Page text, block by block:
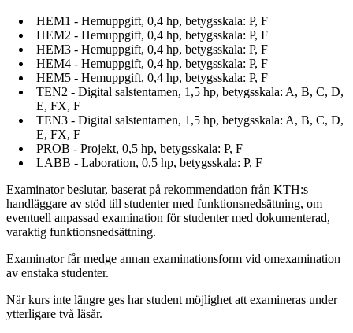
HEM1 - Hemuppgift, 0,4 hp, betygsskala: P, F
HEM2 - Hemuppgift, 0,4 hp, betygsskala: P, F
HEM3 - Hemuppgift, 0,4 hp, betygsskala: P, F
HEM4 - Hemuppgift, 0,4 hp, betygsskala: P, F
HEM5 - Hemuppgift, 0,4 hp, betygsskala: P, F
TEN2 - Digital salstentamen, 1,5 hp, betygsskala: A, B, C, D,
E, FX, F
TEN3 - Digital salstentamen, 1,5 hp, betygsskala: A, B, C, D,
E, FX, F
PROB - Projekt, 0,5 hp, betygsskala: P, F
LABB - Laboration, 0,5 hp, betygsskala: P, F
Examinator beslutar, baserat på rekommendation från KTH:s
handläggare av stöd till studenter med funktionsnedsättning, om
eventuell anpassad examination för studenter med dokumenterad,
varaktig funktionsnedsättning.
Examinator får medge annan examinationsform vid omexamination
av enstaka studenter.
När kurs inte längre ges har student möjlighet att examineras under
ytterligare två läsår.